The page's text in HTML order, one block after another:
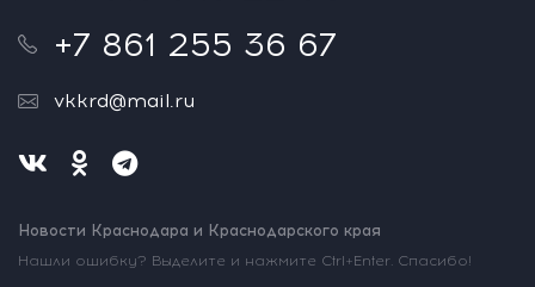
+7 861 255 36 67
vkkrd@mail.ru
Новости Краснодара и Краснодарского края
Нашли ошибку? Выделите и нажмите Ctrl+Enter. Спасибо!